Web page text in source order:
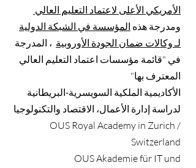
الأمريكي الأعلى لاعتماد التعليم العالي
ومدرجة هذه المؤسسة في الشبكة الدولية
لـ وكالات ضمان الجودة الأوروبية ، المدرجة
في "قائمة مؤسسات اعتماد التعليم العالي
المعترف بها"
الأكاديمية الملكية السويسرية-البريطانية
لدراسة إدارة الأعمال، الاقتصاد والتكنولوجيا
OUS Royal Academy in Zurich /
Switzerland
OUS Akademie für IT und